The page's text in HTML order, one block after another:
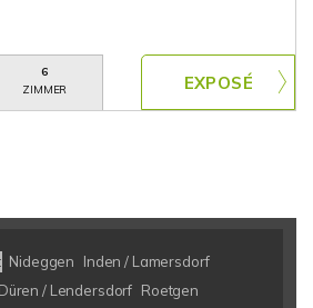
6
ZIMMER
Nideggen
Inden / Lamersdorf
Düren / Lendersdorf Roetgen